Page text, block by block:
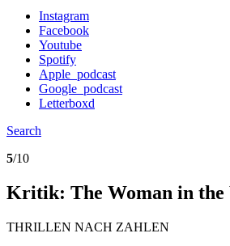
Instagram
Facebook
Youtube
Spotify
Apple_podcast
Google_podcast
Letterboxd
Search
5/10
Kritik: The Woman in the
THRILLEN NACH ZAHLEN